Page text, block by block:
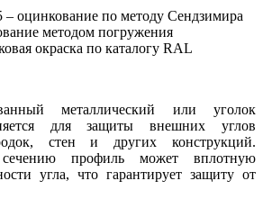
оцинкование по методу Сендзимира
методом погружения
окраска по каталогу RAL
металлический или уголок
для защиты внешних углов
стен и других конструкций.
сечению профиль может вплотную
угла, что гарантирует защиту от